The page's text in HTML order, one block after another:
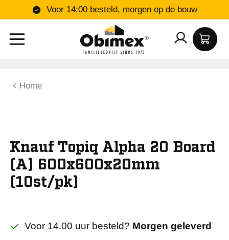
Voor 14:00 besteld, morgen op de bouw
Home
Knauf Topiq Alpha 20 Board
(A) 600x600x20mm
(10st/pk)
Voor 14.00 uur besteld? Morgen geleverd